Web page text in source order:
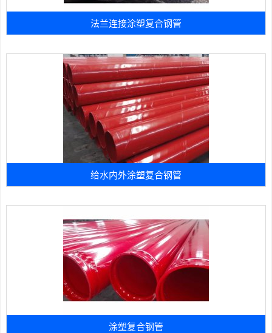
法兰连接涂塑复合钢管
给水内外涂塑复合钢管
涂塑复合钢管